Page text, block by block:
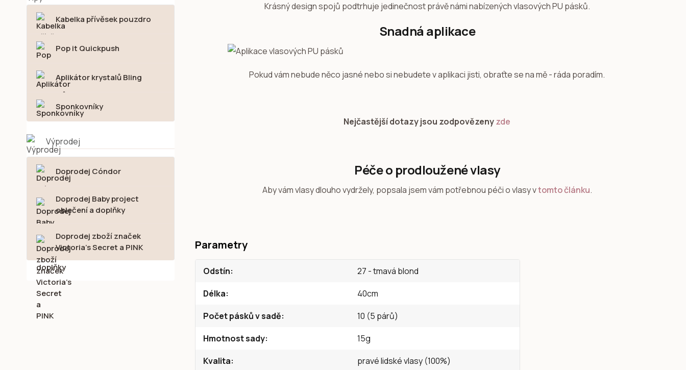
Kabelka přívěsek pouzdro
Pop it Quickpush
Aplikátor krystalů Bling
Sponkovníky
Výprodej
Doprodej Cóndor
Doprodej Baby project
oblečení a doplňky
Doprodej zboží značek
Victoria's Secret a PINK
Krásný design spojů podtrhuje jedinečnost právě námi nabízených vlasových PU pásků.
Snadná aplikace
Pokud vám nebude něco jasné nebo si nebudete v aplikaci jisti, obraťte se na mě - ráda poradím.
Nejčastější dotazy jsou zodpovězenyzde
Péče o prodloužené vlasy
Aby vám vlasy dlouho vydržely, popsala jsem vám potřebnou péči o vlasy vtomto článku.
Parametry
Odstín
27 - tmavá blond
Délka
40cm
Počet pásků v sadě
10 (5 párů)
Hmotnost sady
15g
Kvalita
pravé lidské vlasy (100%)